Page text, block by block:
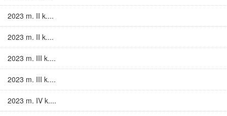
2023 m. II k....
2023 m. II k....
2023 m. III k....
2023 m. III k....
2023 m. IV k....